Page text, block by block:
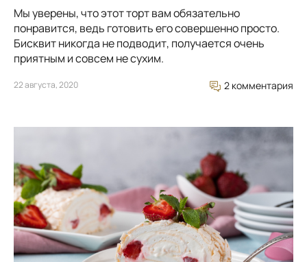
Мы уверены, что этот торт вам обязательно
понравится, ведь готовить его совершенно просто.
Бисквит никогда не подводит, получается очень
приятным и совсем не сухим.
22 августа, 2020 2 комментария